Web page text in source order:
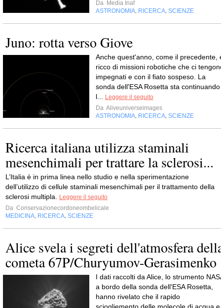
Da Media Inaf
ASTRONOMIA RICERCA SCIENZE
Juno: rotta verso Giove
Anche quest'anno, come il precedente,
ricco di missioni robotiche che ci
impegnati e con il fiato sospeso. La
sonda dell'ESA Rosetta sta continuando
l...
Leggere il seguito
Da Aliveuniverseimages
ASTRONOMIA RICERCA SCIENZE
Ricerca italiana utilizza staminali
mesenchimali per trattare la sclerosi...
L’Italia è in prima linea nello studio e nella sperimentazione
dell’utilizzo di cellule staminali mesenchimali per il trattamento della
sclerosi multipla.
Leggere il seguito
Da Conservazionecordoneombelicale
MEDICINA RICERCA SCIENZE
Alice svela i segreti dell'atmosfera
cometa 67P/Churyumov-Gerasimenko
I dati raccolti da Alice, lo strumento
a bordo della sonda dell'ESA Rosetta,
hanno rivelato che il rapido